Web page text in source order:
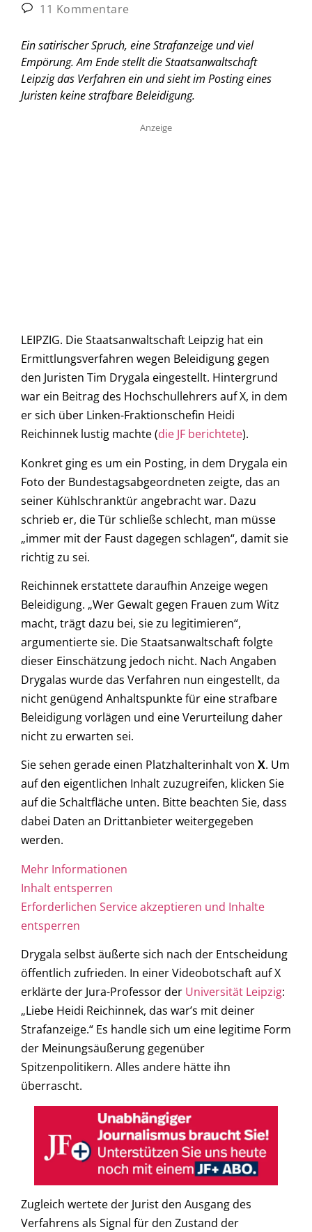
11 Kommentare
Ein satirischer Spruch, eine Strafanzeige und viel
Empörung. Am Ende stellt die Staatsanwaltschaft
Leipzig das Verfahren ein und sieht im Posting eines
Juristen keine strafbare Beleidigung.
Anzeige
LEIPZIG. Die Staatsanwaltschaft Leipzig hat ein
Ermittlungsverfahren wegen Beleidigung gegen
den Juristen Tim Drygala eingestellt. Hintergrund
war ein Beitrag des Hochschullehrers auf X, in dem
er sich über Linken-Fraktionschefin Heidi
Reichinnek lustig machte (die JF berichtete).
Konkret ging es um ein Posting, in dem Drygala ein
Foto der Bundestagsabgeordneten zeigte, das an
seiner Kühlschranktür angebracht war. Dazu
schrieb er, die Tür schließe schlecht, man müsse
„immer mit der Faust dagegen schlagen“, damit sie
richtig zu sei.
Reichinnek erstattete daraufhin Anzeige wegen
Beleidigung. „Wer Gewalt gegen Frauen zum Witz
macht, trägt dazu bei, sie zu legitimieren“,
argumentierte sie. Die Staatsanwaltschaft folgte
dieser Einschätzung jedoch nicht. Nach Angaben
Drygalas wurde das Verfahren nun eingestellt, da
nicht genügend Anhaltspunkte für eine strafbare
Beleidigung vorlägen und eine Verurteilung daher
nicht zu erwarten sei.
Sie sehen gerade einen Platzhalterinhalt von X. Um
auf den eigentlichen Inhalt zuzugreifen, klicken Sie
auf die Schaltfläche unten. Bitte beachten Sie, dass
dabei Daten an Drittanbieter weitergegeben
werden.
Mehr Informationen
Inhalt entsperren
Erforderlichen Service akzeptieren und Inhalte
entsperren
Drygala selbst äußerte sich nach der Entscheidung
öffentlich zufrieden. In einer Videobotschaft auf X
erklärte der Jura-Professor der Universität Leipzig:
„Liebe Heidi Reichinnek, das war’s mit deiner
Strafanzeige.“ Es handle sich um eine legitime Form
der Meinungsäußerung gegenüber
Spitzenpolitikern. Alles andere hätte ihn
überrascht.
Zugleich wertete der Jurist den Ausgang des
Verfahrens als Signal für den Zustand der